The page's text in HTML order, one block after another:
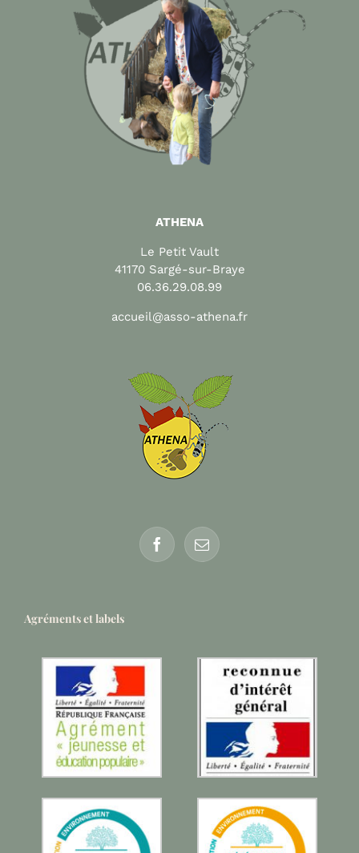
ATHENA
Le Petit Vault
41170 Sargé-sur-Braye
06.36.29.08.99
accueil@asso-athena.fr
Agréments et labels